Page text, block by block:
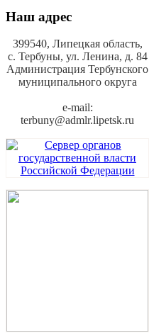
Наш адрес
399540, Липецкая область,
с. Тербуны, ул. Ленина, д. 84
Администрация Тербунского
муниципального округа
e-mail:
terbuny@admlr.lipetsk.ru